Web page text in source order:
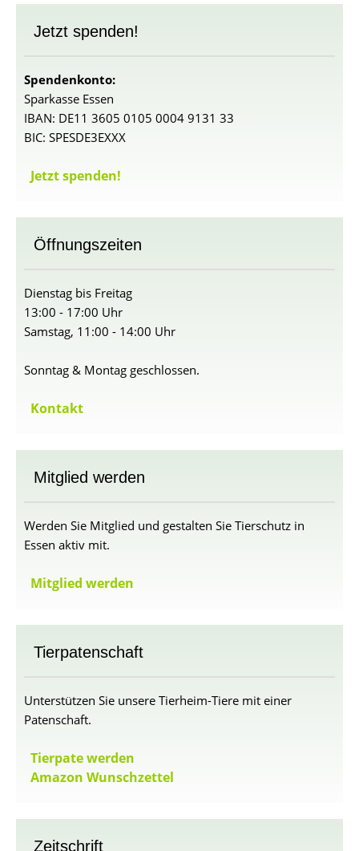
Jetzt spenden!
Spendenkonto:
Sparkasse Essen
IBAN: DE11 3605 0105 0004 9131 33
BIC: SPESDE3EXXX
Jetzt spenden!
Öffnungszeiten
Dienstag bis Freitag
13:00 - 17:00 Uhr
Samstag, 11:00 - 14:00 Uhr
Sonntag & Montag geschlossen.
Kontakt
Mitglied werden
Werden Sie Mitglied und gestalten Sie Tierschutz in
Essen aktiv mit.
Mitglied werden
Tierpatenschaft
Unterstützen Sie unsere Tierheim-Tiere mit einer
Patenschaft.
Tierpate werden
Amazon Wunschzettel
Zeitschrift